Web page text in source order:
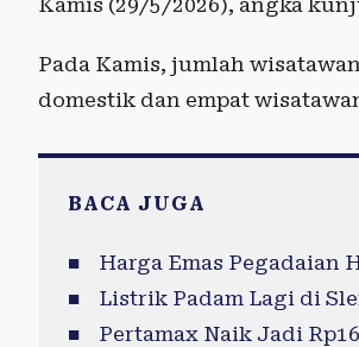
Pada Kamis, jumlah
domestik dan empat
BACA JUGA
Harga Emas Pegadaian
Listrik Padam Lagi di
Pertamax Naik Jadi